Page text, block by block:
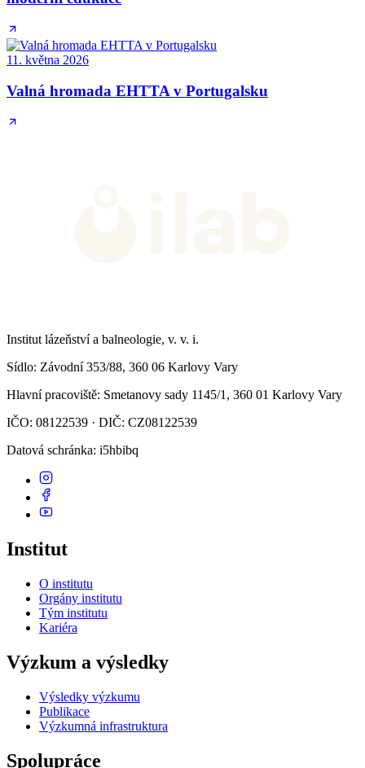
11. května 2026
Valná hromada EHTTA v Portugalsku
Institut lázeňství a balneologie, v. v. i.
Sídlo: Závodní 353/88, 360 06 Karlovy Vary
Hlavní pracoviště: Smetanovy sady 1145/1, 360 01 Karlovy Vary
IČO: 08122539 · DIČ: CZ08122539
Datová schránka: i5hbibq
Institut
O institutu
Orgány institutu
Tým institutu
Kariéra
Výzkum a výsledky
Výsledky výzkumu
Publikace
Výzkumná infrastruktura
Spolupráce